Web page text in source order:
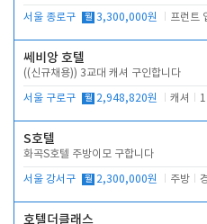
서울 종로구 월 3,300,000원 프런트
쎄비앙 호텔
((신규채용)) 3교대 캐셔 구인합니다
서울 구로구 월 2,948,820원 캐셔
S호텔
화곡S호텔 주방이모 구합니다
서울 강서구 월 2,300,000원 주방
호텔더클래스